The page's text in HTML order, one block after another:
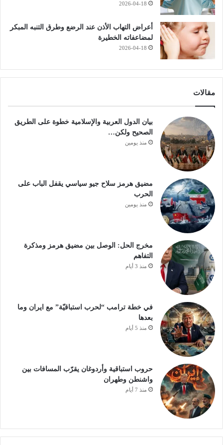
2026-04-18
أعراض التهاب الأذن عند الرضع وطرق التنبه المبكر
لمضاعفاته الخطيرة
2026-04-18
مقالات
بيان الدول العربية والإسلامية خطوة على الطريق
الصحيح ولكن…
منذ يومين
مضيق هرمز سلاح جيو سياسي يقفل الباب على
الحرب
منذ يومين
مخرج الحل: الوصل بين مضيق هرمز ومذكرة
التفاهم
منذ 3 أيام
في خطة ترامب “لحرب استباقيّة” مع ايران وما
بعدها
منذ 5 أيام
حروب استباقية وأردوغان يقرّب المسافات بين
واشنطن وطهران
منذ 7 أيام